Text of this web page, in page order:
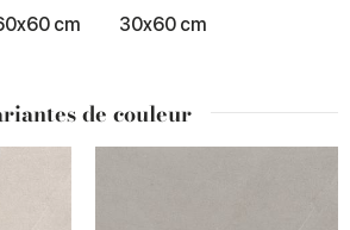
cm 30x60 cm
de couleur